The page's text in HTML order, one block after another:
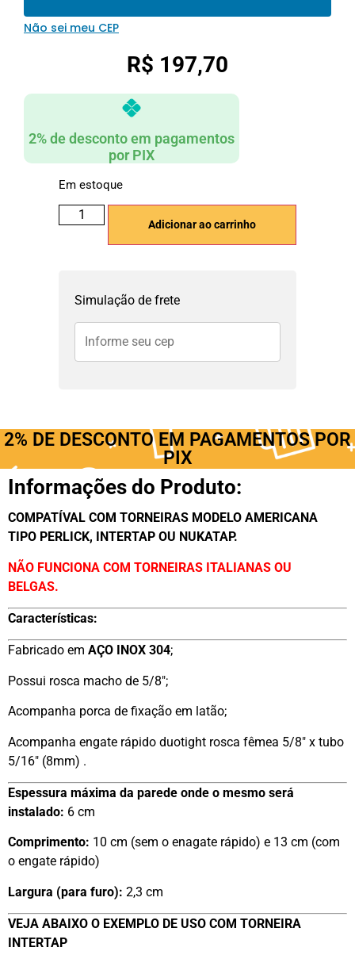
Não sei meu CEP
R$ 197,70
2% de desconto em pagamentos
por PIX
Em estoque
Adicionar ao carrinho
Simulação de frete
2% DE DESCONTO EM PAGAMENTOS POR
PIX
Informações do Produto:
COMPATÍVAL COM TORNEIRAS MODELO AMERICANA
TIPO PERLICK, INTERTAP OU NUKATAP.
NÃO FUNCIONA COM TORNEIRAS ITALIANAS OU
BELGAS.
Características:
Fabricado em AÇO INOX 304;
Possui rosca macho de 5/8″;
Acompanha porca de fixação em latão;
Acompanha engate rápido duotight rosca fêmea 5/8″ x tubo
5/16″ (8mm) .
Espessura máxima da parede onde o mesmo será
instalado: 6 cm
Comprimento: 10 cm (sem o enagate rápido) e 13 cm (com
o engate rápido)
Largura (para furo): 2,3 cm
VEJA ABAIXO O EXEMPLO DE USO COM TORNEIRA
INTERTAP